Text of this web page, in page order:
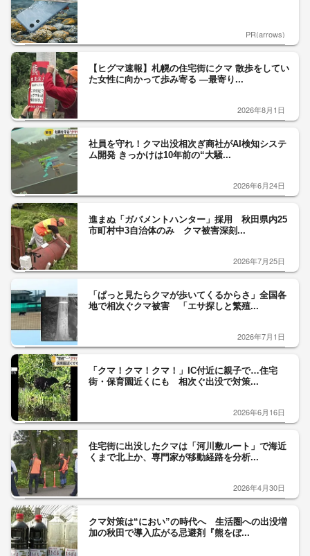
PR(arrows)
【ヒグマ速報】札幌の住宅街にクマ 散歩をしてい
た女性に向かって歩み寄る ―最寄り...
2026年8月1日
社員を守れ！クマ出没相次ぎ商社がAI検知システ
ム開発 きっかけは10年前の“大騒...
2026年6月24日
進まぬ「ガバメントハンター」採用 秋田県内25
市町村中3自治体のみ クマ被害深刻...
2026年7月25日
「ぱっと見たらクマが歩いてくるからさ」全国各
地で相次ぐクマ被害 「エサ探しと繁殖...
2026年7月1日
「クマ！クマ！クマ！」IC付近に親子で…住宅
街・保育園近くにも 相次ぐ出没で対策...
2026年6月16日
住宅街に出没したクマは「河川敷ルート」で海近
くまで北上か、専門家が移動経路を分析...
2026年4月30日
クマ対策は“におい”の時代へ 生活圏への出没増
加の秋田で導入広がる忌避剤『熊をぼ...